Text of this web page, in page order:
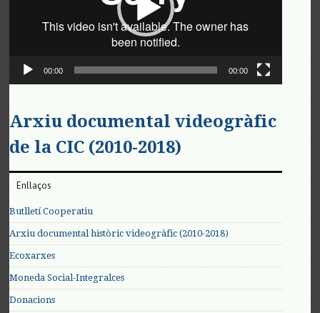
00:00 00:00
Arxiu documental videogràfic
de la CIC (2010-2018)
Enllaços
Butlletí Cooperatiu
Arxiu documental històric videogràfic (2010-2018)
Ecoxarxes
Moneda Social-Integralces
Donacions